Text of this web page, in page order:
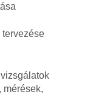
tervezése
mérések,